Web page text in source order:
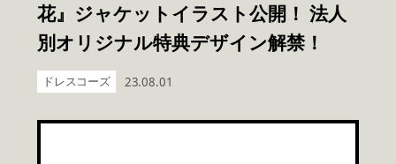
花』ジャケットイラスト公開！ 法人
別オリジナル特典デザイン解禁！
ドレスコーズ 23.08.01